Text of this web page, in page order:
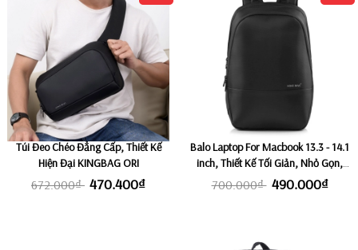
Túi Đeo Chéo Đẳng Cấp, Thiết Kế
Hiện Đại KINGBAG ORI
672.000₫ 470.400₫
Balo Laptop For Macbook 13.3 - 14.1
inch, Thiết Kế Tối Giản, Nhỏ Gọn,
Siêu Nhẹ KINGBAG ERIC
700.000₫ 490.000₫